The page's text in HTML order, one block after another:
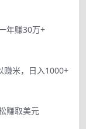
年赚30万+
赚米，日入1000+
赚取美元